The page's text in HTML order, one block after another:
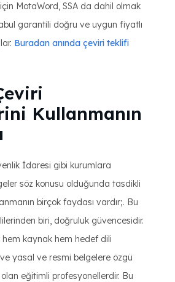
MotaWord, SSA da dahil olmak
garantili doğru ve uygun fiyatlı
Buradan anında çeviri teklifi
Kullanmanın
İdaresi gibi kurumlara
söz konusu olduğunda tasdikli
birçok faydası vardır;. Bu
biri, doğruluk güvencesidir.
hem kaynak hem hedef dili
yasal ve resmi belgelere özgü
eğitimli profesyonellerdir. Bu